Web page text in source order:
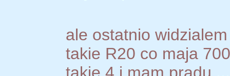
ale ostatnio
takie R20 co maja